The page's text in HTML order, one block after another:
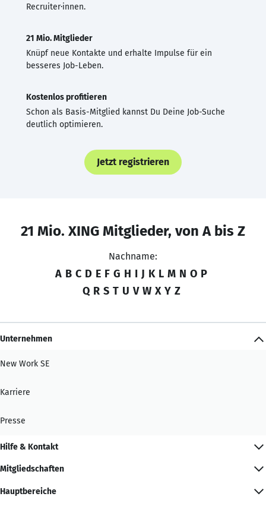
Recruiter·innen.
21 Mio. Mitglieder
Knüpf neue Kontakte und erhalte Impulse für ein
besseres Job-Leben.
Kostenlos profitieren
Schon als Basis-Mitglied kannst Du Deine Job-Suche
deutlich optimieren.
Jetzt registrieren
21 Mio. XING Mitglieder, von A bis Z
Nachname:
A B C D E F G H I J K L M N O P
Q R S T U V W X Y Z
Unternehmen
New Work SE
Karriere
Presse
Hilfe & Kontakt
Mitgliedschaften
Hauptbereiche